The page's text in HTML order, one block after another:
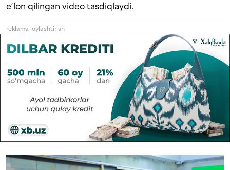
e’lon qilingan video tasdiqlaydi.
reklama joylashtirish